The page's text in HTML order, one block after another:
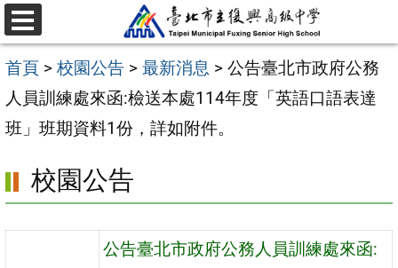
跳
至
主
要
內
區
選
單
首頁 > 校園公告 > 最新消息 > 公告臺北市政府公務
人員訓練處來函:檢送本處114年度「英語口語表達
班」班期資料1份，詳如附件。
校園公告
公告臺北市政府公務人員訓練處來函: